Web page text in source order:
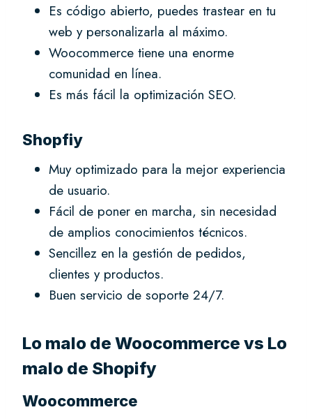
Es código abierto, puedes trastear en tu
web y personalizarla al máximo.
Woocommerce tiene una enorme
comunidad en línea.
Es más fácil la optimización SEO.
Shopfiy
Muy optimizado para la mejor experiencia
de usuario.
Fácil de poner en marcha, sin necesidad
de amplios conocimientos técnicos.
Sencillez en la gestión de pedidos,
clientes y productos.
Buen servicio de soporte 24/7.
Lo malo de Woocommerce vs Lo
malo de Shopify
Woocommerce